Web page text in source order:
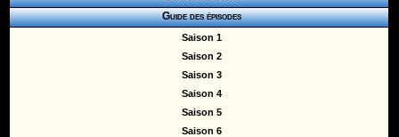
Guide des épisodes
Saison 1
Saison 2
Saison 3
Saison 4
Saison 5
Saison 6